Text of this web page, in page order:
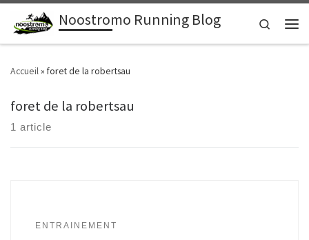
Passer au contenuNoostromo Running Blog
Search
Accueil» foret de la robertsau
foret de la robertsau
1 article
ENTRAINEMENT